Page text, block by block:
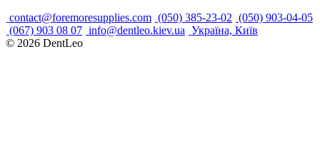
contact@foremoresupplies.com (050) 385-23-02 (050) 903-04-05
(067) 903 08 07 info@dentleo.kiev.ua Україна, Київ
© 2026 DentLeo